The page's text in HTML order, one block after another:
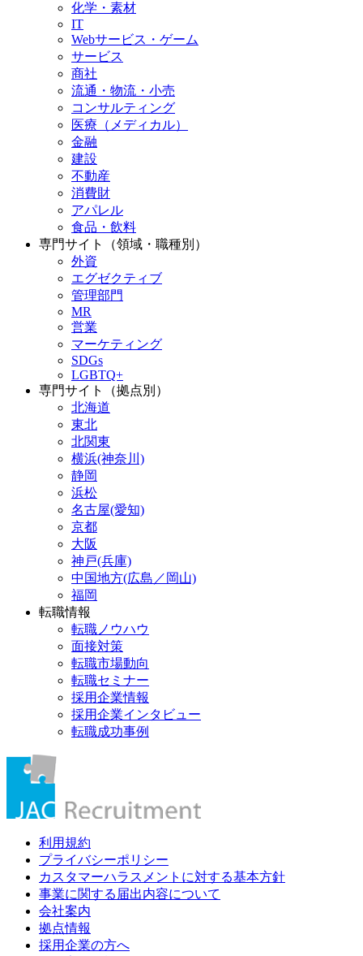
化学・素材
IT
Webサービス・ゲーム
サービス
商社
流通・物流・小売
コンサルティング
医療（メディカル）
金融
建設
不動産
消費財
アパレル
食品・飲料
専門サイト（領域・職種別）
外資
エグゼクティブ
管理部門
MR
営業
マーケティング
SDGs
LGBTQ+
専門サイト（拠点別）
北海道
東北
北関東
横浜(神奈川)
静岡
浜松
名古屋(愛知)
京都
大阪
神戸(兵庫)
中国地方(広島／岡山)
福岡
転職情報
転職ノウハウ
面接対策
転職市場動向
転職セミナー
採用企業情報
採用企業インタビュー
転職成功事例
利用規約
プライバシーポリシー
カスタマーハラスメントに対する基本方針
事業に関する届出内容について
会社案内
拠点情報
採用企業の方へ